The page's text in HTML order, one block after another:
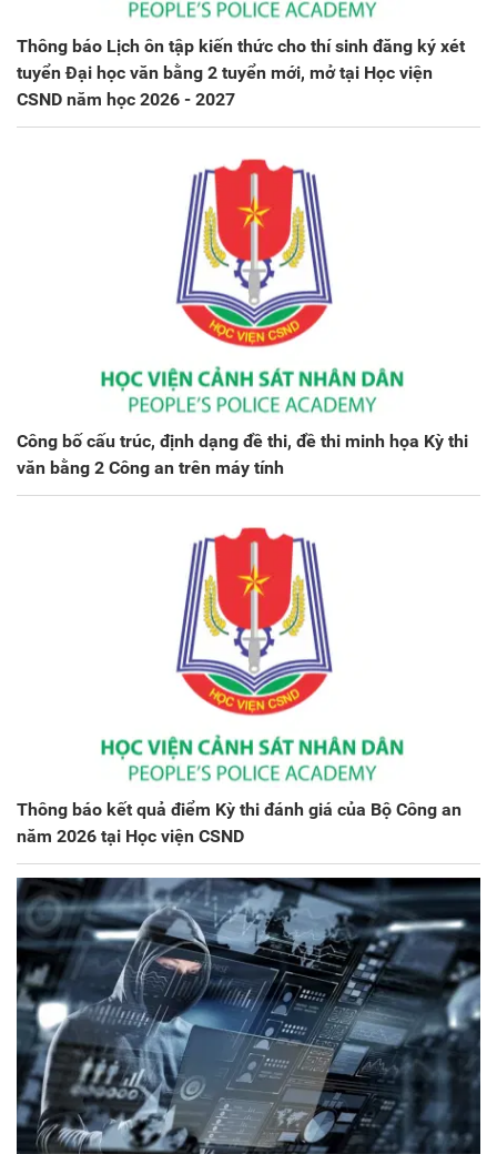
Thông báo Lịch ôn tập kiến thức cho thí sinh đăng ký xét
tuyển Đại học văn bằng 2 tuyển mới, mở tại Học viện
CSND năm học 2026 - 2027
Công bố cấu trúc, định dạng đề thi, đề thi minh họa Kỳ thi
văn bằng 2 Công an trên máy tính
Thông báo kết quả điểm Kỳ thi đánh giá của Bộ Công an
năm 2026 tại Học viện CSND